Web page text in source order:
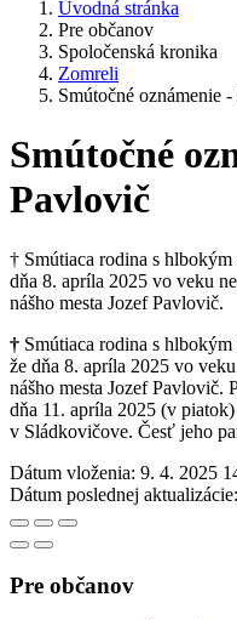
Úvodná stránka
Pre občanov
Spoločenská kronika
Zomreli
Smútočné oznámenie
Smútočné
Pavlovič
† Smútiaca rodina s
dňa 8. apríla 2025 vo veku
nášho mesta Jozef Pavlovič.
† Smútiaca rodina s
že dňa 8. apríla 2025 vo
nášho mesta Jozef Pavlovič.
dňa 11. apríla 2025 (v
v Sládkovičove. Česť jeho
Dátum vloženia: 9. 4. 2025
Dátum poslednej aktualizácie:
Pre občanov